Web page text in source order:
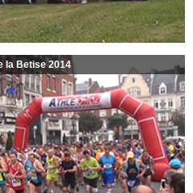
la Betise 2014